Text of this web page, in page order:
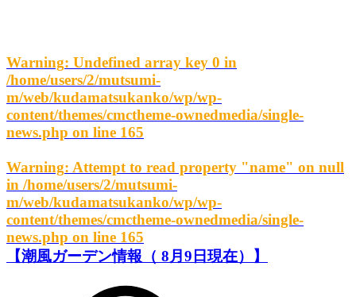
Warning: Undefined array key 0 in
/home/users/2/mutsumi-
m/web/kudamatsukanko/wp/wp-
content/themes/cmctheme-ownedmedia/single-
news.php on line 165
Warning: Attempt to read property "name" on null
in /home/users/2/mutsumi-
m/web/kudamatsukanko/wp/wp-
content/themes/cmctheme-ownedmedia/single-
news.php on line 165
【潮風ガーデン情報（ 8月9日現在）】